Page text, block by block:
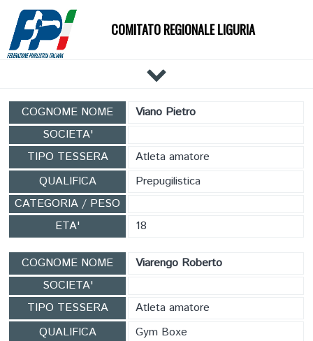
COMITATO REGIONALE LIGURIA
IL COMITATO
NEWS
PALESTRE
ATLETI
AFFILIAZIONE E TESSERAMENTO
CARTE FEDERALI
FORMAZIONE
COGNOME NOME
Viano Pietro
SOCIETA'
TIPO TESSERA
Atleta amatore
QUALIFICA
Prepugilistica
CATEGORIA / PESO
ETA'
18
COGNOME NOME
Viarengo Roberto
SOCIETA'
TIPO TESSERA
Atleta amatore
QUALIFICA
Gym Boxe